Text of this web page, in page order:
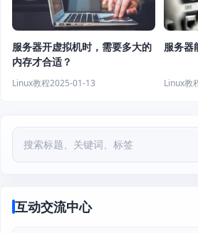
服务器开虚拟机时，需要多大的
内存才合适？
Linux教程2025-01-13
服务器
Linux教
互动交流中心